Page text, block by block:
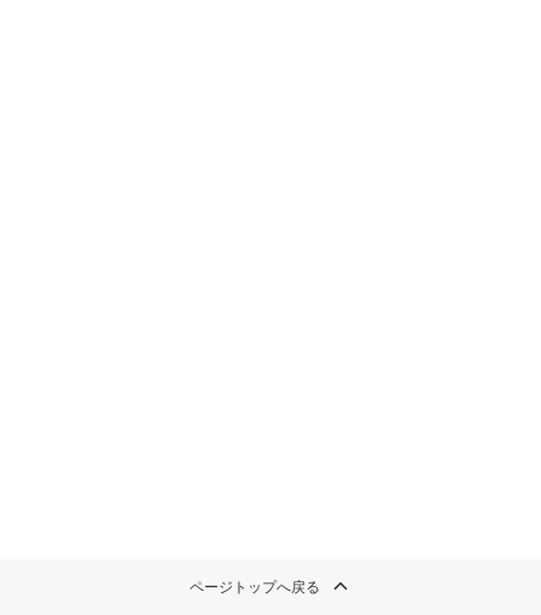
ページトップへ戻る